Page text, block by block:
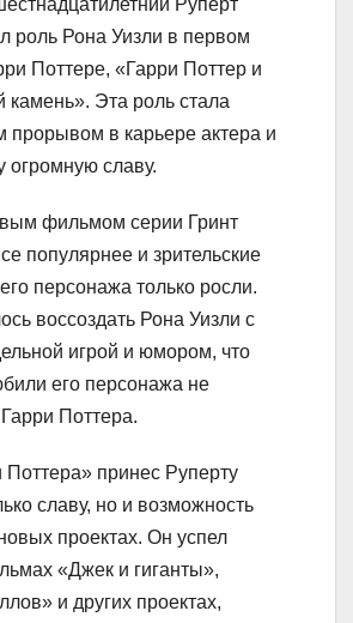
Руперт
роль Рона Уизли в первом
Поттере, «Гарри Поттер и
Эта роль стала
прорывом в карьере актера и
огромную славу.
фильмом серии Гринт
популярнее и зрительские
персонажа только росли.
воссоздать Рона Уизли с
игрой и юмором, что
его персонажа не
Поттера.
Поттера» принес Руперту
славу, но и возможность
проектах. Он успел
«Джек и гиганты»,
и других проектах,